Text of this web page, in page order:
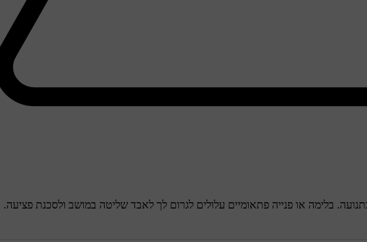
בלימה או פנייה פתאומיים עלולים לגרום לך לאבד שליטה במושב ולסכנת פציעה.